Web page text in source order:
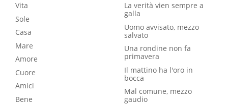
Vita
Sole
Casa
Mare
Amore
Cuore
Amici
Bene
La verità vien sempre a
galla
Uomo avvisato, mezzo
salvato
Una rondine non fa
primavera
Il mattino ha l'oro in
bocca
Mal comune, mezzo
gaudio